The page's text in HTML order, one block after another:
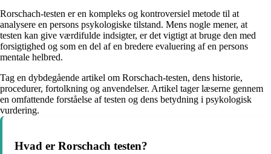
Rorschach-testen er en kompleks og kontroversiel metode til at
analysere en persons psykologiske tilstand. Mens nogle mener, at
testen kan give værdifulde indsigter, er det vigtigt at bruge den med
forsigtighed og som en del af en bredere evaluering af en persons
mentale helbred.
Tag en dybdegående artikel om Rorschach-testen, dens historie,
procedurer, fortolkning og anvendelser. Artikel tager læserne gennem
en omfattende forståelse af testen og dens betydning i psykologisk
vurdering.
Hvad er Rorschach testen?